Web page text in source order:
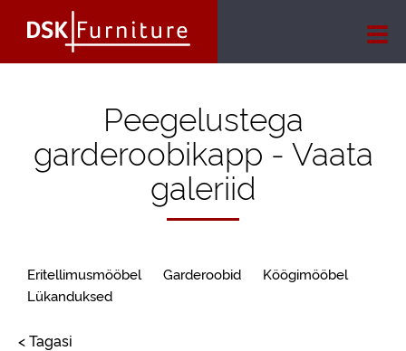
Peegelustega
garderoobikapp - Vaata
galeriid
Eritellimusmööbel Garderoobid
Köögimööbel
Lükanduksed
< Tagasi